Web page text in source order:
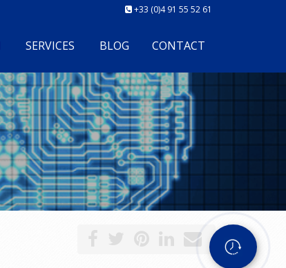
+33 (0)4 91 55 52 61
SERVICES BLOG CONTACT